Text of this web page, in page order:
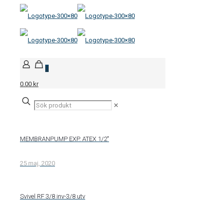
0
0.00 kr
✕
MEMBRANPUMP EXP. ATEX 1/2″
25 maj, 2020
Svivel RF 3/8 inv-3/8 utv